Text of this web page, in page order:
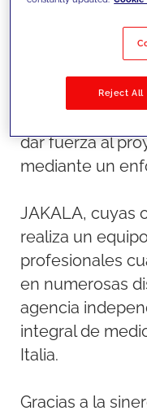
No obstante,
debe
de medios de
por JAKALA
dar fuerza al
mediante un
JAKALA, cuyas
realiza un
profesionales
en numerosas
agencia
integral de
Italia.
Gracias a la
Reject All